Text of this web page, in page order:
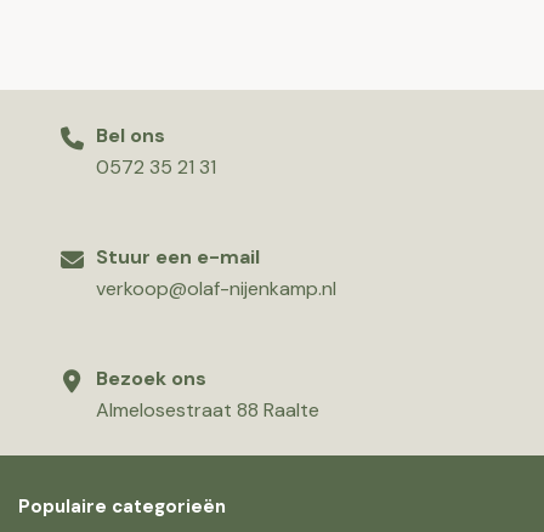
Bel ons
0572 35 21 31
Stuur een e-mail
verkoop@olaf-nijenkamp.nl
Bezoek ons
Almelosestraat 88 Raalte
Populaire categorieën